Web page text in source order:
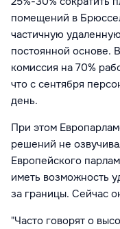
помещений в
частичную
постоянной основе.
комиссия на 70%
что с сентября
день.
При этом
решений не
Европейского
иметь возможность
за границы. Сейчас
"Часто говорят о